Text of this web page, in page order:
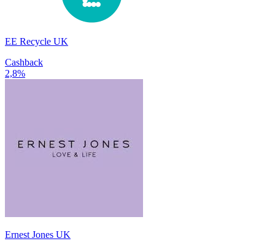
EE Recycle UK
Cashback
2,8%
Ernest Jones UK